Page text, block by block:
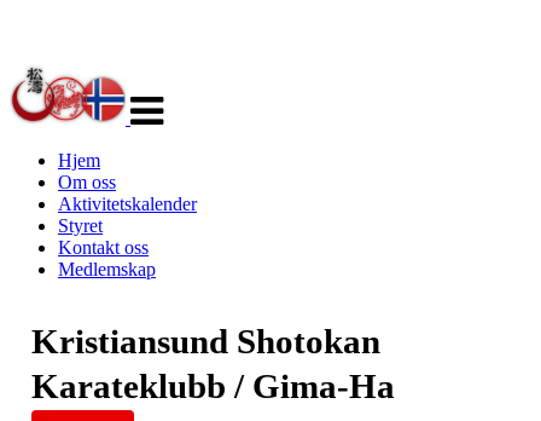
navigasjon
Hjem
Om oss
Aktivitetskalender
Styret
Kontakt oss
Medlemskap
Kristiansund Shotokan
Karateklubb / Gima-Ha